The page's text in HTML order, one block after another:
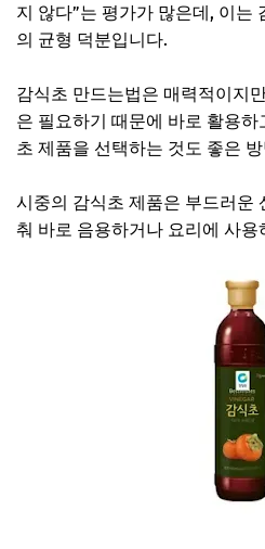
지 않다”는 평가가 많은데, 이는
의 균형 덕분입니다.
감식초 만드는법은 매력적이지
은 필요하기 때문에 바로 활용
초 제품을 선택하는 것도 좋은
시중의 감식초 제품은 부드러운
춰 바로 음용하거나 요리에 사용